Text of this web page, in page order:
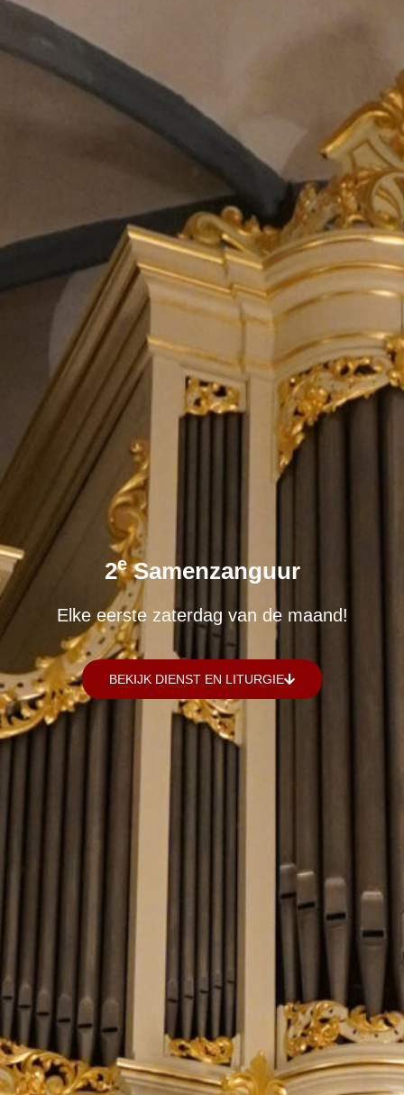
2ESamenzanguur
Elke eerste zaterdag van de maand!
BEKIJK DIENST EN LITURGIE